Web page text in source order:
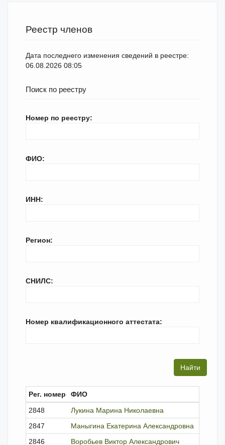
Реестр членов
Дата последнего изменения сведений в реестре:
06.08.2026 08:05
Поиск по реестру
Номер по реестру:
ФИО:
ИНН:
Регион:
СНИЛС:
Номер квалификационного аттестата:
Рег. номер ФИО
2848
Лукина Марина Николаевна
2847
Маныгина Екатерина Александровна
2846
Воробьев Виктор Александрович